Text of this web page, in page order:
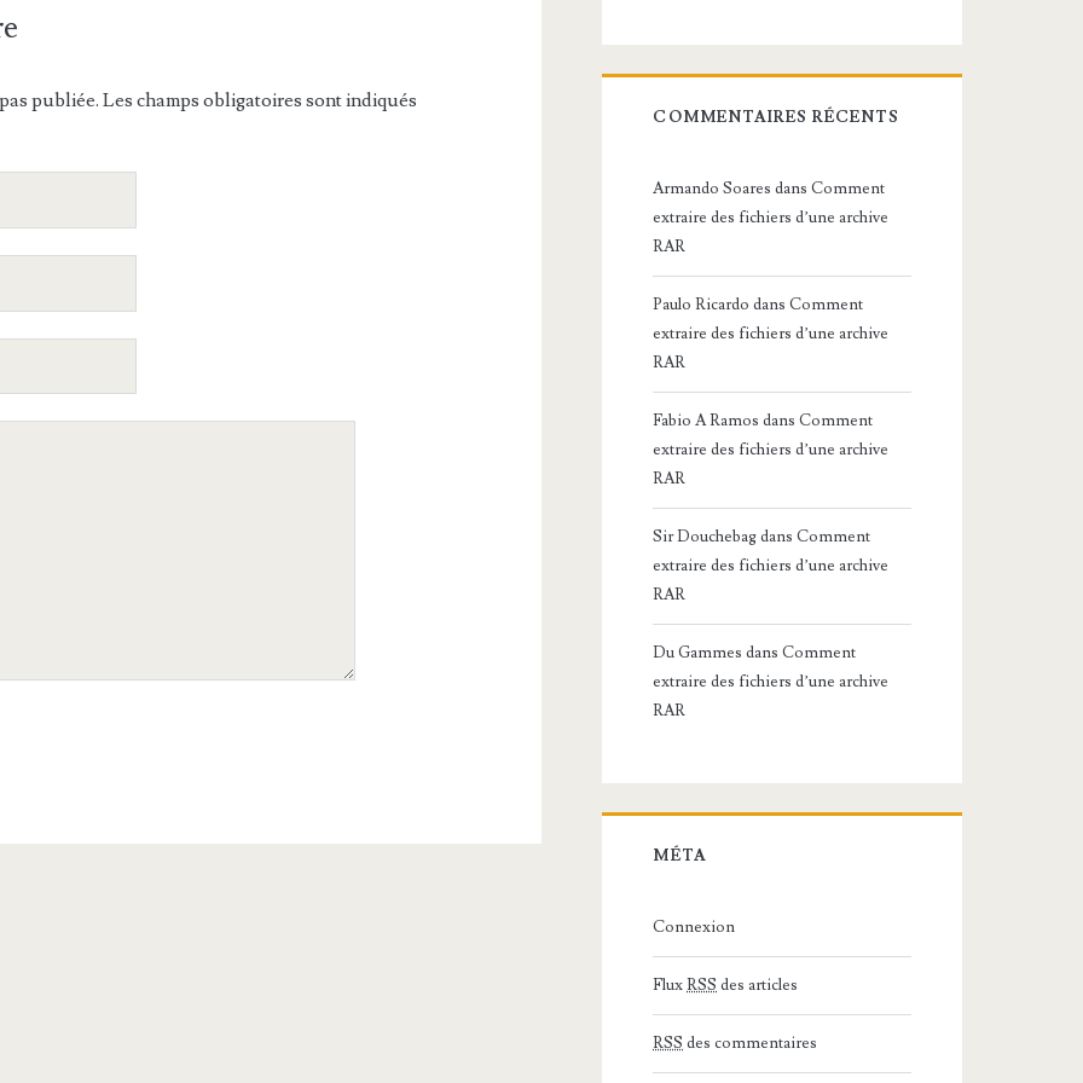
publiée. Les champs obligatoires sont indiqués
COMMENTAIRES RÉCENTS
Armando Soares dansComment
extraire des fichiers d’une archive
RAR
Paulo Ricardo dansComment
extraire des fichiers d’une archive
RAR
Fabio A Ramos dansComment
extraire des fichiers d’une archive
RAR
Sir DouchebagdansComment
extraire des fichiers d’une archive
RAR
Du Gammes dansComment
extraire des fichiers d’une archive
RAR
MÉTA
Connexion
FluxRSS des articles
RSS des commentaires